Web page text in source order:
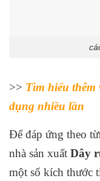
>> Tìm hiểu thêm
dụng nhiều lần
Để đáp ứng theo
nhà sản xuất Dây
một số kích thước